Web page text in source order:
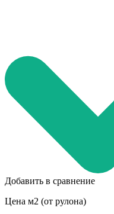
Добавить в сравнение
Цена м2 (от рулона)